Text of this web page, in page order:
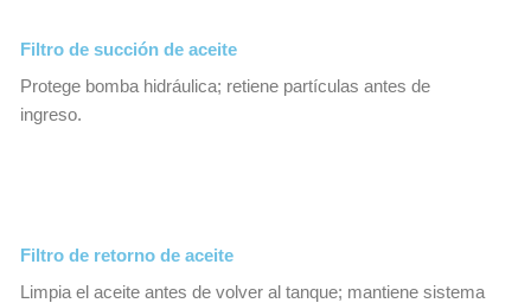
Filtro de succión de aceite
Protege bomba hidráulica; retiene partículas antes de
ingreso.
Filtro de retorno de aceite
Limpia el aceite antes de volver al tanque; mantiene sistema